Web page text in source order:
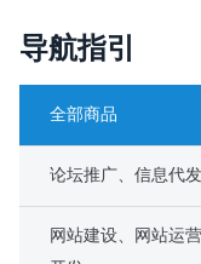
导航指引
全部商品
论坛推广、信息代
网站建设、网站运